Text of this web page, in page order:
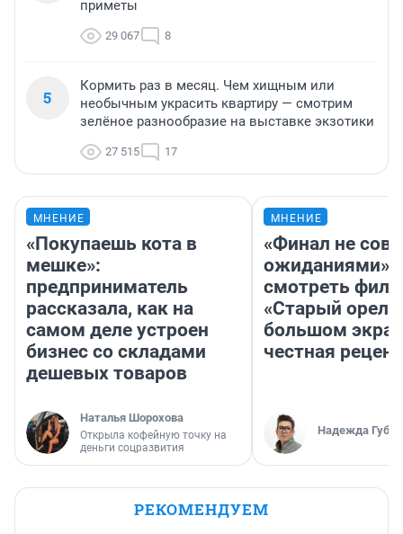
приметы
29 067 8
5
Кормить раз в месяц. Чем хищным или
необычным украсить квартиру — смотрим
зелёное разнообразие на выставке экзотики
27 515 17
МНЕНИЕ
«Покупаешь кота в
мешке»:
предприниматель
рассказала, как на
самом деле устроен
бизнес со складами
дешевых товаров
Наталья Шорохова
Открыла кофейную точку на
деньги соцразвития
МНЕНИЕ
«Финал не
ожиданиями»:
смотреть
«Старый орел»
большом
честная
Надежда
РЕКОМЕНДУЕМ